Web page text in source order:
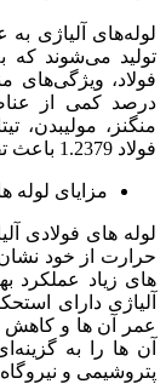
لوله‌های آلیاژی به
تولید می‌شوند که
فولاد، ویژگی‌های
درصد کمی از
منگنز، مولیبدن،
فولاد 1.2379 باعث تقویت و بهبود خواص کلی آن می‌شود.
مزایای لوله
لوله‌ های فولادی
حرارت از خود
های زیاد عملکرد
آلیاژی دارای
عمر آن ها و کاهش
آن ها را به
پتروشیمی و